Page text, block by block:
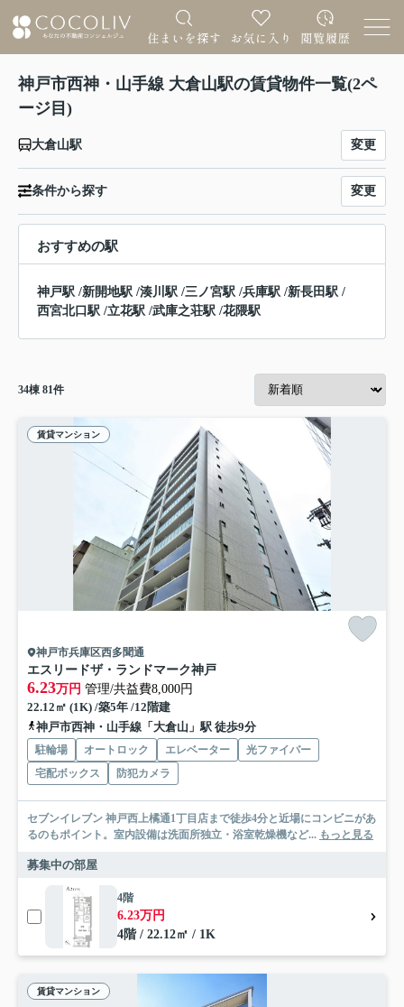
神戸市西神・山手線 大倉山駅の賃貸物件一覧(2ペ
ージ目)
大倉山駅 変更
条件から探す 変更
おすすめの駅
神戸駅 /新開地駅 /湊川駅 /三ノ宮駅 /兵庫駅 /新長田駅 /
西宮北口駅 /立花駅 /武庫之荘駅 /花隈駅
34棟 81件
賃貸マンション
神戸市兵庫区西多聞通
エスリードザ・ランドマーク神戸
6.23万円 管理/共益費8,000円
22.12㎡ (1K) /築5年 /12階建
神戸市西神・山手線「大倉山」駅 徒歩9分
駐輪場 オートロック エレベーター
光ファイバー
宅配ボックス
防犯カメラ
セブンイレブン 神戸西上橘通1丁目店まで徒歩4分と近場にコンビニがあ
るのもポイント。室内設備は洗面所独立・浴室乾燥機など... もっと見る
募集中の部屋
4階
6.23万円
4階 / 22.12㎡ / 1K
賃貸マンション